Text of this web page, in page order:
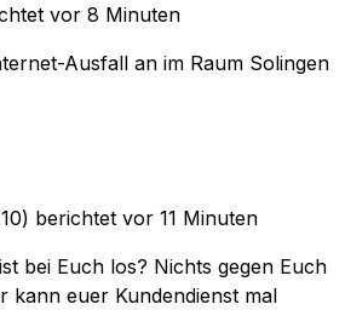
vor 8 Minuten
Ausfall an im Raum Solingen
berichtet vor 11 Minuten
bei Euch los? Nichts gegen Euch
kann euer Kundendienst mal